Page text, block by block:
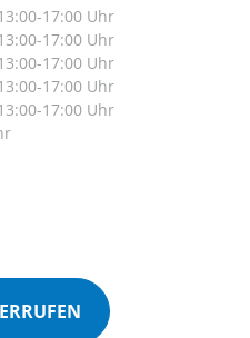
17:00 Uhr
17:00 Uhr
17:00 Uhr
17:00 Uhr
17:00 Uhr